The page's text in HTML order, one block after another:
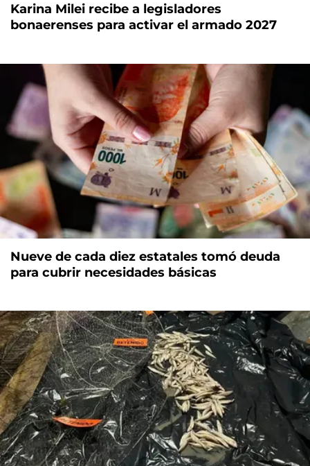
Karina Milei recibe a legisladores
bonaerenses para activar el armado 2027
Nueve de cada diez estatales tomó deuda
para cubrir necesidades básicas